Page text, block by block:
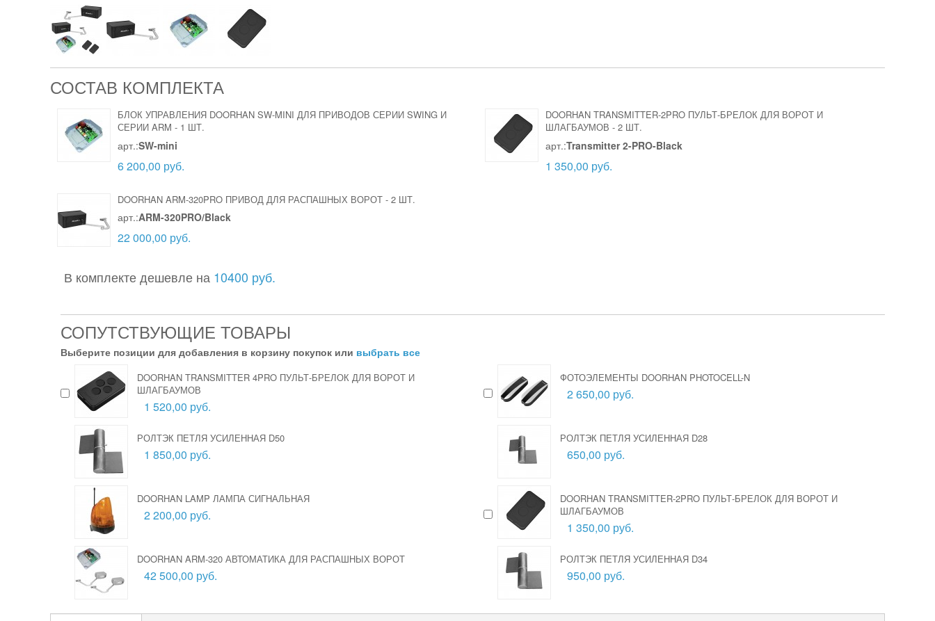
СОСТАВ КОМПЛЕКТА
БЛОК УПРАВЛЕНИЯ DOORHAN SW-MINI ДЛЯ ПРИВОДОВ СЕРИИ SWING И
СЕРИИ ARM - 1 ШТ.
арт.:SW-mini
6 200,00 руб.
DOORHAN TRANSMITTER-2PRO ПУЛЬТ-БРЕЛОК ДЛЯ ВОРОТ И
ШЛАГБАУМОВ - 2 ШТ.
арт.:Transmitter 2-PRO-Black
1 350,00 руб.
DOORHAN ARM-320PRO ПРИВОД ДЛЯ РАСПАШНЫХ ВОРОТ - 2 ШТ.
арт.:ARM-320PRO/Black
22 000,00 руб.
В комплекте дешевле на 10400 руб.
СОПУТСТВУЮЩИЕ ТОВАРЫ
Выберите позиции для добавления в корзину покупок или выбрать все
DOORHAN TRANSMITTER 4PRO ПУЛЬТ-БРЕЛОК ДЛЯ ВОРОТ И
ШЛАГБАУМОВ
1 520,00 руб.
ФОТОЭЛЕМЕНТЫ DOORHAN PHOTOCELL-N
2 650,00 руб.
РОЛТЭК ПЕТЛЯ УСИЛЕННАЯ D50
1 850,00 руб.
РОЛТЭК ПЕТЛЯ УСИЛЕННАЯ D28
650,00 руб.
DOORHAN LAMP ЛАМПА СИГНАЛЬНАЯ
2 200,00 руб.
DOORHAN TRANSMITTER-2PRO ПУЛЬТ-БРЕЛОК ДЛЯ ВОРОТ И
ШЛАГБАУМОВ
1 350,00 руб.
DOORHAN ARM-320 АВТОМАТИКА ДЛЯ РАСПАШНЫХ ВОРОТ
42 500,00 руб.
РОЛТЭК ПЕТЛЯ УСИЛЕННАЯ D34
950,00 руб.